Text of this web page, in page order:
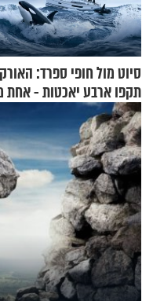
סיוט מול חופי ספרד:
תקפו ארבע יאכטות - אחת
טבעה